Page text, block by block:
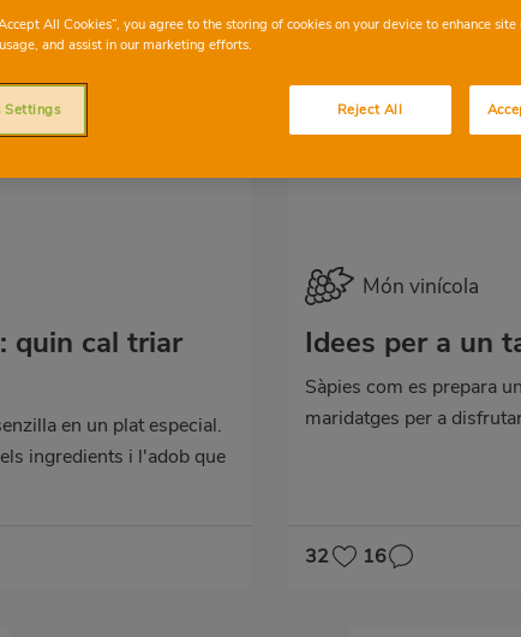
quin cal triar
en un plat especial.
ingredients i l'adob que
Món vinícola
Idees per a un
Sàpies com es prepara
maridatges per a
32 16
All Cookies”, you agree to the storing of cookies on your device to enhance
and assist in our marketing efforts.
Reject All
Settings